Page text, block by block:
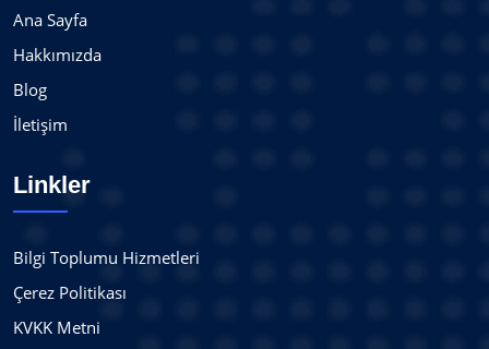
Ana Sayfa
Hakkımızda
Blog
İletişim
Linkler
Bilgi Toplumu Hizmetleri
Çerez Politikası
KVKK Metni